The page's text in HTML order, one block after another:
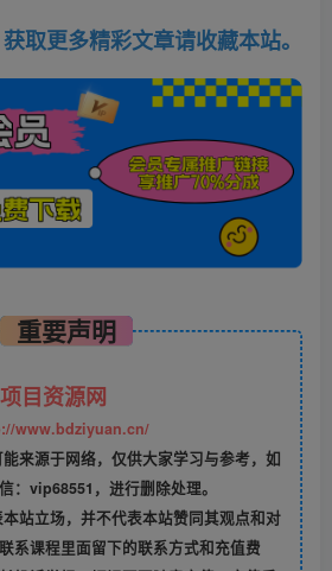
取更多精彩文章请收藏本站。
重要声明
目资源网
www.bdziyuan.cn/
来源于网络，仅供大家学习与参考，如
：vip68551，进行删除处理。
站立场，并不代表本站赞同其观点和对
系课程里面留下的联系方式和充值费